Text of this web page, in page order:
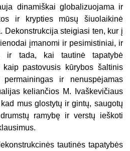
dinamiškai globalizuojama ir
ir krypties mūsų šiuolaikinė
Dekonstrukcija steigiasi ten, kur į
įmanomi ir pesimistiniai, ir
ir tada, kai tautinė tapatybė
pastovusis kūrybos šaltinis
ir nenuspėjamas
keliančios M. Ivaškevičiaus
mus glostytų ir gintų, saugotų
ramybę ir verstų ieškoti
tautinės tapatybės